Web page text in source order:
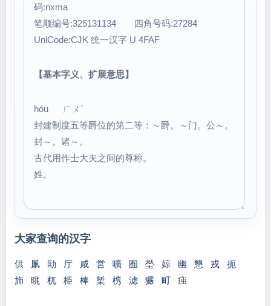
码:nxma
笔顺编号:325131134 四角号码:27284
UniCode:CJK 统一汉字 U 4FAF
【基本字义、扩展意思】
hóu ㄏㄡˊ
封建制度五等爵位的第二等：～爵。～门。公～。
封～。诸～。
古代用作士大夫之间的尊称。
姓。
大家查询的汉字
供 凲 劻 厅 咸 営 嚝 囿 塋 婛 幽 懇 戎
扼
斾
晀 杌 栕 棒 椠 槜 滤 玁 町 痋